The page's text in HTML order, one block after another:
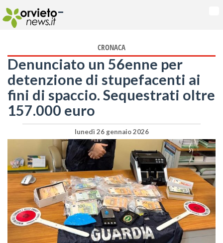
-
CRONACA
Denunciato un 56enne per
detenzione di stupefacenti ai
fini di spaccio. Sequestrati oltre
157.000 euro
lunedì 26 gennaio 2026